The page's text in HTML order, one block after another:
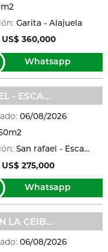
Garita - Alajuela
US$ 360,000
Whatsapp
VENTA DE CASAS EN SAN RAFAEL - ESCAZÚ
06/08/2026
San rafael - Escazú
US$ 275,000
Whatsapp
VENTA DE LOTES Y TERRENOS EN LA CEIBA - OROTINA
06/08/2026